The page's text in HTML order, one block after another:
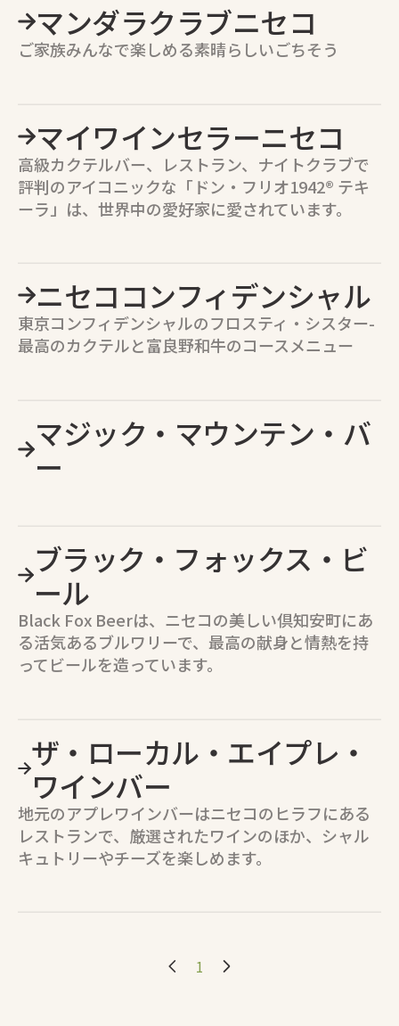
マンダラクラブニセコ
ご家族みんなで楽しめる素晴らしいごちそう
マイワインセラーニセコ
高級カクテルバー、レストラン、ナイトクラブで
評判のアイコニックな「ドン・フリオ1942® テキ
ーラ」は、世界中の愛好家に愛されています。
ニセココンフィデンシャル
東京コンフィデンシャルのフロスティ・シスター-
最高のカクテルと富良野和牛のコースメニュー
マジック・マウンテン・バ
ー
ブラック・フォックス・ビ
ール
Black Fox Beerは、ニセコの美しい倶知安町にあ
る活気あるブルワリーで、最高の献身と情熱を持
ってビールを造っています。
ザ・ローカル・エイプレ・
ワインバー
地元のアプレワインバーはニセコのヒラフにある
レストランで、厳選されたワインのほか、シャル
キュトリーやチーズを楽しめます。
1